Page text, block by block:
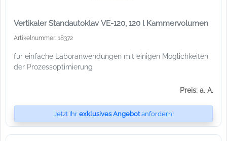
Vertikaler Standautoklav VE-120, 120 l Kammervolumen
Artikelnummer: 18372
für einfache Laboranwendungen mit einigen Möglichkeiten
der Prozessoptimierung
Preis: a. A.
Jetzt Ihr exklusives Angebotanfordern!